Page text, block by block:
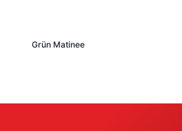
Grün Matinee